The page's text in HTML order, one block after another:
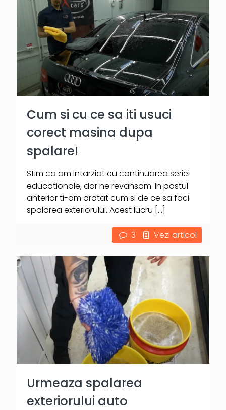
Cum si cu ce sa iti usuci
corect masina dupa
spalare!
Stim ca am intarziat cu continuarea seriei
educationale, dar ne revansam. In postul
anterior ti-am aratat cum si de ce sa faci
spalarea exteriorului. Acest lucru […]
3 Vezi articol
Urmeaza spalarea
exteriorului auto